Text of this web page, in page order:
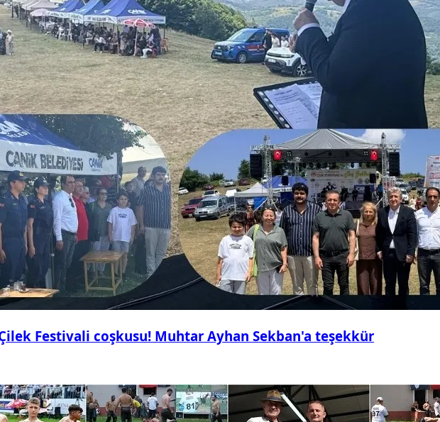
Festivali coşkusu! Muhtar Ayhan Sekban'a teşekkür